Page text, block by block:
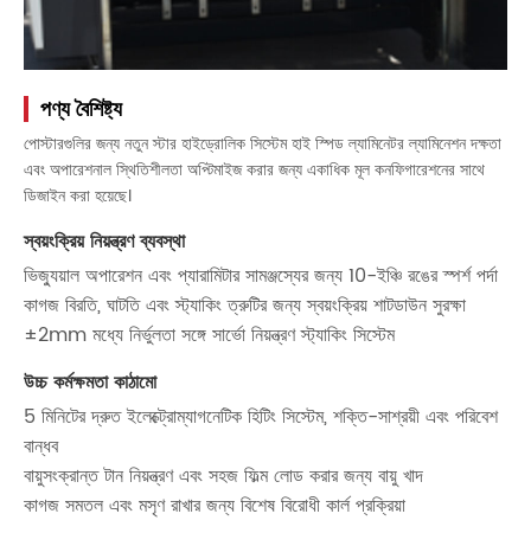
পণ্য বৈশিষ্ট্য
পোস্টারগুলির জন্য নতুন স্টার হাইড্রোলিক সিস্টেম হাই স্পিড ল্যামিনেটর ল্যামিনেশন দক্ষতা
এবং অপারেশনাল স্থিতিশীলতা অপ্টিমাইজ করার জন্য একাধিক মূল কনফিগারেশনের সাথে
ডিজাইন করা হয়েছে।
স্বয়ংক্রিয় নিয়ন্ত্রণ ব্যবস্থা
ভিজ্যুয়াল অপারেশন এবং প্যারামিটার সামঞ্জস্যের জন্য 10-ইঞ্চি রঙের স্পর্শ পর্দা
কাগজ বিরতি, ঘাটতি এবং স্ট্যাকিং ত্রুটির জন্য স্বয়ংক্রিয় শাটডাউন সুরক্ষা
±2mm মধ্যে নির্ভুলতা সঙ্গে সার্ভো নিয়ন্ত্রণ স্ট্যাকিং সিস্টেম
উচ্চ কর্মক্ষমতা কাঠামো
5 মিনিটের দ্রুত ইলেক্ট্রোম্যাগনেটিক হিটিং সিস্টেম, শক্তি-সাশ্রয়ী এবং পরিবেশ
বান্ধব
বায়ুসংক্রান্ত টান নিয়ন্ত্রণ এবং সহজ ফিল্ম লোড করার জন্য বায়ু খাদ
কাগজ সমতল এবং মসৃণ রাখার জন্য বিশেষ বিরোধী কার্ল প্রক্রিয়া